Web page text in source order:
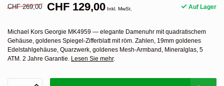
CHF 269,00 CHF 129,00 Inkl. MwSt. Auf Lager
Michael Kors Georgie MK4959 — elegante Damenuhr mit quadratischem
Gehäuse, goldenes Spiegel-Zifferblatt mit röm. Zahlen, 19mm goldenes
Edelstahlgehäuse, Quarzwerk, goldenes Mesh-Armband, Mineralglas, 5
ATM. 2 Jahre Garantie. Lesen Sie mehr.